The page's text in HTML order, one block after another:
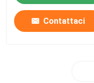
Contattaci